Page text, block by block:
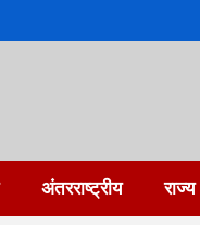
अंतरराष्ट्रीय राज्य